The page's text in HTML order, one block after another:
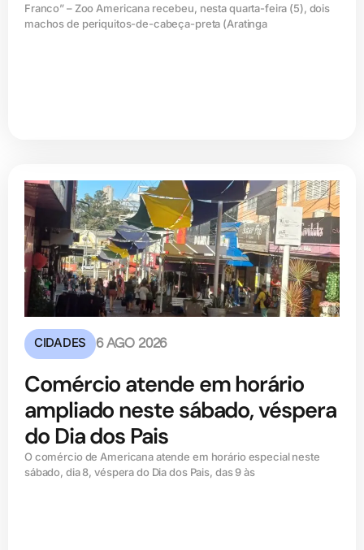
Franco” – Zoo Americana recebeu, nesta quarta-feira (5), dois
machos de periquitos-de-cabeça-preta (Aratinga
CIDADES 6 AGO 2026
Comércio atende em horário
ampliado neste sábado, véspera
do Dia dos Pais
O comércio de Americana atende em horário especial neste
sábado, dia 8, véspera do Dia dos Pais, das 9 às